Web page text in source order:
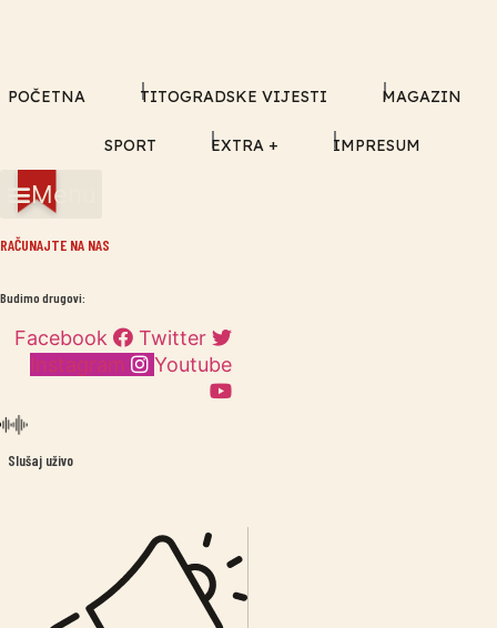
POČETNA TITOGRADSKE VIJESTI MAGAZIN
SPORT EXTRA + IMPRESUM
Menu
RAČUNAJTE NA NAS
Budimo drugovi:
Facebook
Twitter
Instagram
Youtube
Slušaj uživo